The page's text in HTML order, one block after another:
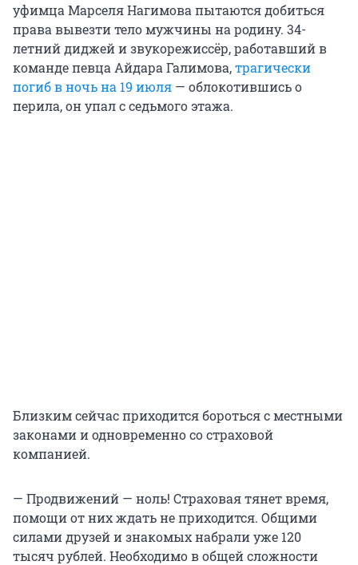
уфимца Марселя Нагимова пытаются добиться
права вывезти тело мужчины на родину. 34-
летний диджей и звукорежиссёр, работавший в
команде певца Айдара Галимова,трагически
погиб в ночь на 19 июля — облокотившись о
перила, он упал с седьмого этажа.
Близким сейчас приходится бороться с местными
законами и одновременно со страховой
компанией.
— Продвижений — ноль! Страховая тянет время,
помощи от них ждать не приходится. Общими
силами друзей и знакомых набрали уже 120
тысяч рублей. Необходимо в общей сложности